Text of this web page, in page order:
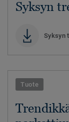
Syksyn
Syksyn
Tuote